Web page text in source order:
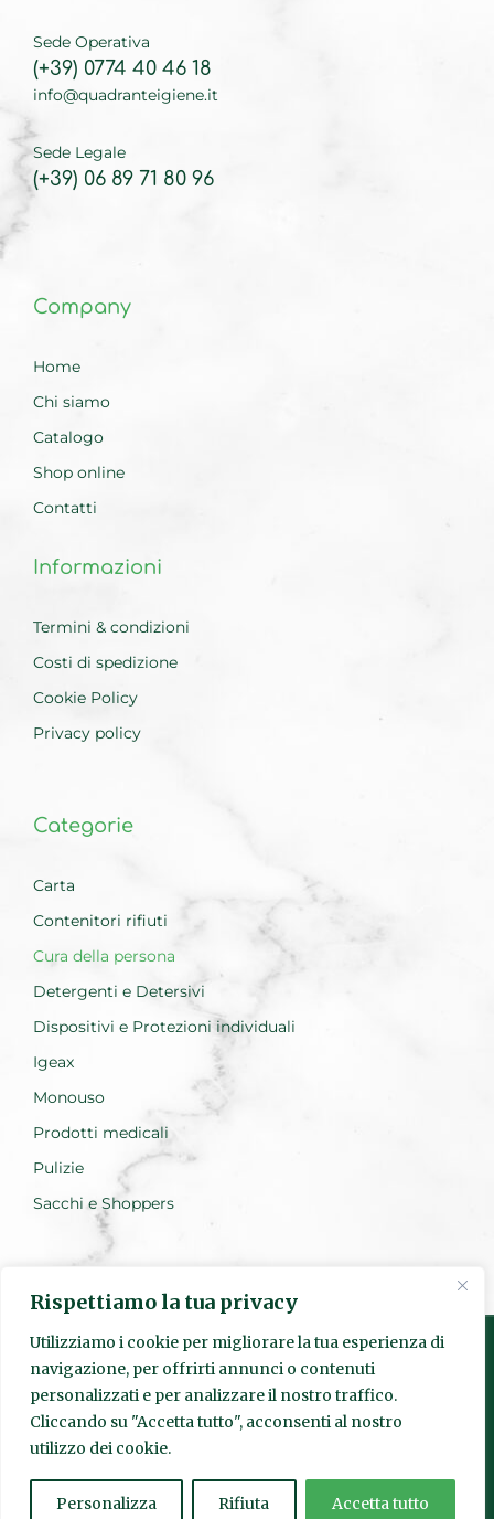
Rispettiamo la tua privacy
Utilizziamo i cookie per migliorare la tua esperienza di
navigazione, per offrirti annunci o contenuti
personalizzati e per analizzare il nostro traffico.
Cliccando su "Accetta tutto", acconsenti al nostro
utilizzo dei cookie.
Personalizza Rifiuta Accetta tutto
Sede Operativa
(+39) 0774 40 46 18
info@quadranteigiene.it
Sede Legale
(+39) 06 89 71 80 96
Company
Home
Chi siamo
Catalogo
Shop online
Contatti
Informazioni
Termini & condizioni
Costi di spedizione
Cookie Policy
Privacy policy
Categorie
Carta
Contenitori rifiuti
Cura della persona
Detergenti e Detersivi
Dispositivi e Protezioni individuali
Igeax
Monouso
Prodotti medicali
Pulizie
Sacchi e Shoppers
© Quadrante s.r.l. | Sede Legale: Via Pietro Fumaroli, 24 00155
Roma | P.IVA15952841003| Codice SDI: SUBM70N | Numero
REA:1625601 quadranteigiene@legalmail.it
Realizzato da Everest Innovation